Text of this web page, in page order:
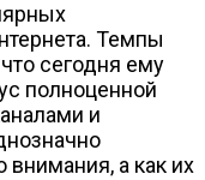
Темпы
сегодня ему
полноценной
и
внимания, а как их